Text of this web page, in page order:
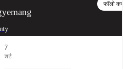
फॉलो करो
7
शर्ट